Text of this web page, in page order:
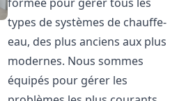
types de systèmes de chauffe-
eau, des plus anciens aux plus
modernes. Nous sommes
équipés pour gérer les